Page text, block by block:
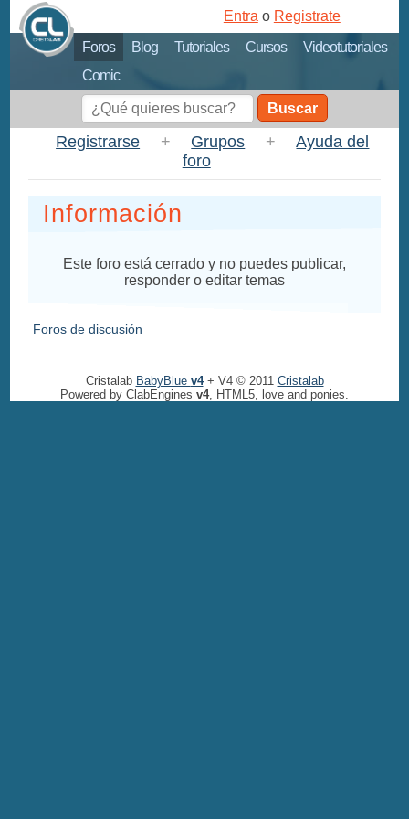
Foros Blog Tutoriales Cursos
Videotutoriales
Comic
Entra o Registrate
Buscar
Registrarse + Grupos +
Ayuda del
foro
Información
Este foro está cerrado y no puedes publicar,
responder o editar temas
Foros de discusión
Cristalab BabyBlue v4+ V4 © 2011 Cristalab
Powered by ClabEngines v4, HTML5, love and ponies.